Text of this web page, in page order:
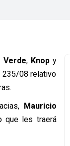
Verde, Knopy
235/08 relativo
Mauricio
que les traerá